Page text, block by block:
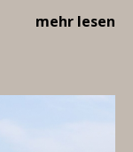
mehr lesen